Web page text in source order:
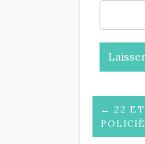
← 22 ET